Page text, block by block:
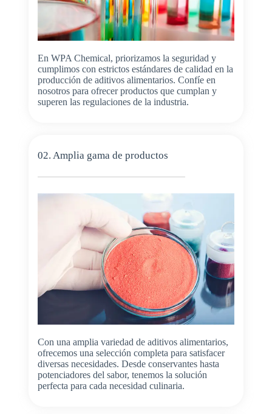
En WPA Chemical, priorizamos la seguridad y
cumplimos con estrictos estándares de calidad en la
producción de aditivos alimentarios. Confíe en
nosotros para ofrecer productos que cumplan y
superen las regulaciones de la industria.
02. Amplia gama de productos
Con una amplia variedad de aditivos alimentarios,
ofrecemos una selección completa para satisfacer
diversas necesidades. Desde conservantes hasta
potenciadores del sabor, tenemos la solución
perfecta para cada necesidad culinaria.